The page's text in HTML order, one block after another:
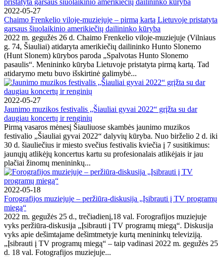
2022-05-27
Chaimo Frenkelio viloje-muziejuje – pirmą kartą Lietuvoje pristatyta
garsaus šiuolaikinio amerikiečių dailininko kūryba
2022 m. gegužės 26 d. Chaimo Frenkelio viloje-muziejuje (Vilniaus
g. 74, Šiauliai) atidaryta amerikiečių dailininko Hunto Slonemo
(Hunt Slonem) kūrybos paroda „Spalvotas Hunto Slonemo
pasaulis“. Menininko kūryba Lietuvoje pristatyta pirmą kartą. Tad
atidarymo metu buvo išskirtinė galimybė...
2022-05-27
Jaunimo muzikos festivalis „Šiauliai gyvai 2022“ grįžta su dar
daugiau koncertų ir renginių
Pirmą vasaros mėnesį Šiauliuose skambės jaunimo muzikos
festivalio „Šiauliai gyvai 2022“ dalyvių kūryba. Nuo birželio 2 d. iki
30 d. šiauliečius ir miesto svečius festivalis kviečia į 7 susitikimus:
jaunųjų atlikėjų koncertus kartu su profesionalais atlikėjais ir jau
plačiai žinomų menininkų...
2022-05-18
Forografijos muziejuje – peržiūra-diskusija „Įsibrauti į TV programų
miegą“
2022 m. gegužės 25 d., trečiadienį,18 val. Forografijos muziejuje
vyks peržiūra-diskusija „Įsibrauti į TV programų miegą“. Diskusija
vyks apie dešimtajame dešimtmetyje kurtą menininkų televiziją.
„Įsibrauti į TV programų miegą“ – taip vadinasi 2022 m. gegužės 25
d. 18 val. Fotografijos muziejuje...